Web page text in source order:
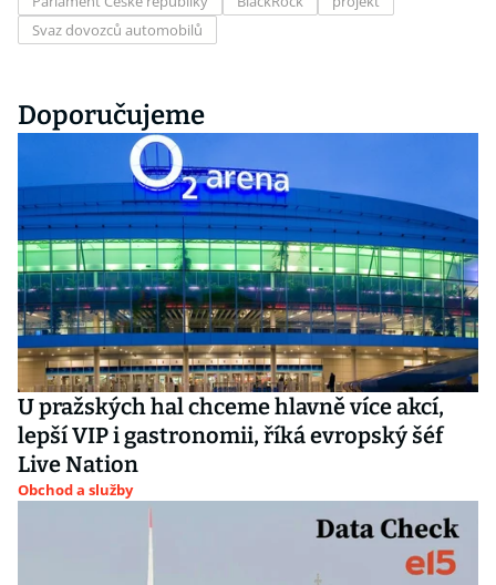
Svaz dovozců automobilů
Doporučujeme
U pražských hal chceme hlavně více akcí,
lepší VIP i gastronomii, říká evropský šéf
Live Nation
Obchod a služby